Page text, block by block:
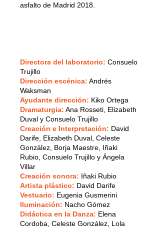
asfalto de Madrid 2018.
Directora del laboratorio: Consuelo
Trujillo
Dirección escénica: Andrés
Waksman
Ayudante dirección: Kiko Ortega
Dramaturgia: Ana Rosseti, Elizabeth
Duval y Consuelo Trujillo
Creación e Interpretación: David
Darife, Elizabeth Duval, Celeste
González, Borja Maestre, Iñaki
Rubio, Consuelo Trujillo y Ángela
Villar
Creación sonora: Iñaki Rubio
Artista plástico: David Darife
Vestuario: Eugenia Gusmerini
Iluminación: Nacho Gómez
Didáctica en la Danza: Elena
Cordoba, Celeste González, Lola